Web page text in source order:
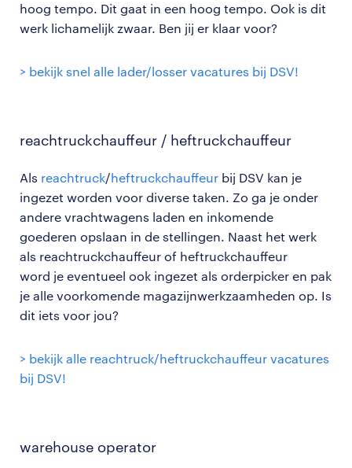
hoog tempo. Dit gaat in een hoog tempo. Ook is dit
werk lichamelijk zwaar. Ben jij er klaar voor?
> bekijk snel alle lader/losser vacatures bij DSV!
reachtruckchauffeur / heftruckchauffeur
Als reachtruck/heftruckchauffeur bij DSV kan je
ingezet worden voor diverse taken. Zo ga je onder
andere vrachtwagens laden en inkomende
goederen opslaan in de stellingen. Naast het werk
als reachtruckchauffeur of heftruckchauffeur
word je eventueel ook ingezet als orderpicker en pak
je alle voorkomende magazijnwerkzaamheden op. Is
dit iets voor jou?
> bekijk alle reachtruck/heftruckchauffeur vacatures
bij DSV!
warehouse operator